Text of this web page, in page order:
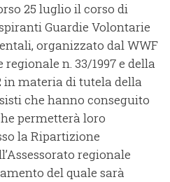
25 luglio il corso di
Guardie Volontarie
organizzato dal WWF
n. 33/1997 e della
in materia di tutela della
che hanno conseguito
permetterà loro
la Ripartizione
regionale
del quale sarà